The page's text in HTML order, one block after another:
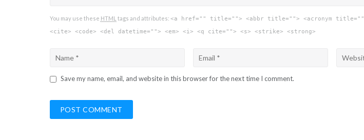
You may use these HTML tags and attributes: <a href="" title=""> <abbr title=""> <acronym
<cite> <code> <del datetime=""> <em> <i> <q cite=""> <s> <strike> <strong>
Save my name, email, and website in this browser for the next time I comment.